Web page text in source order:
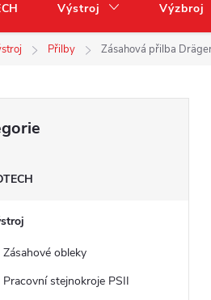
Výstroj Výzbroj
Přilby Zásahová přilba
Zásahové obleky
Pracovní stejnokroje PSII